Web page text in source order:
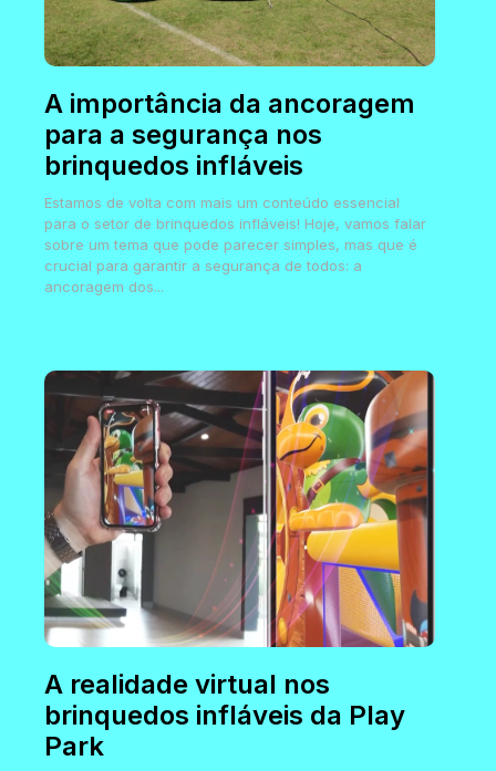
A importância da ancoragem
para a segurança nos
brinquedos infláveis
Estamos de volta com mais um conteúdo essencial
para o setor de brinquedos infláveis! Hoje, vamos falar
sobre um tema que pode parecer simples, mas que é
crucial para garantir a segurança de todos: a
ancoragem dos...
A realidade virtual nos
brinquedos infláveis da Play
Park